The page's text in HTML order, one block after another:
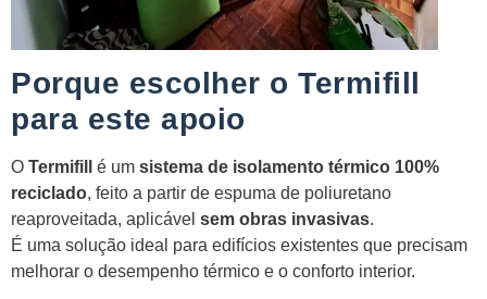
Porque escolher o Termifill
para este apoio
O Termifill é um sistema de isolamento térmico 100%
reciclado, feito a partir de espuma de poliuretano
reaproveitada, aplicável sem obras invasivas.
É uma solução ideal para edifícios existentes que precisam
melhorar o desempenho térmico e o conforto interior.